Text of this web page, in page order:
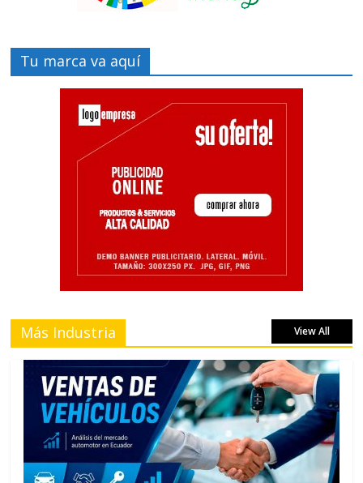
Tu marca va aquí
Más Industria View All